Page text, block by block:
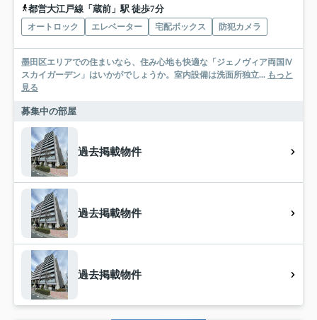
都営大江戸線「蔵前」駅 徒歩7分
オートロック エレベーター 宅配ボックス 防犯カメラ
墨田区エリアでの住まいなら、住み心地も快適な「ジェノヴィア両国Ⅳ
スカイガーデン」はいかがでしょうか。室内設備は洗面所独立... もっと
見る
募集中の部屋
過去掲載物件
過去掲載物件
過去掲載物件